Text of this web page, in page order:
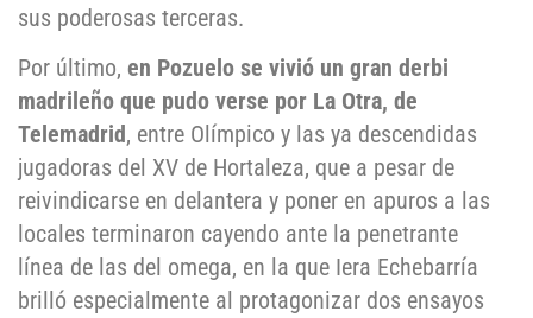
sus poderosas terceras.
Por último, en Pozuelo se vivió un gran derbi
madrileño que pudo verse por La Otra, de
Telemadrid, entre Olímpico y las ya descendidas
jugadoras del XV de Hortaleza, que a pesar de
reivindicarse en delantera y poner en apuros a las
locales terminaron cayendo ante la penetrante
línea de las del omega, en la que Iera Echebarría
brilló especialmente al protagonizar dos ensayos